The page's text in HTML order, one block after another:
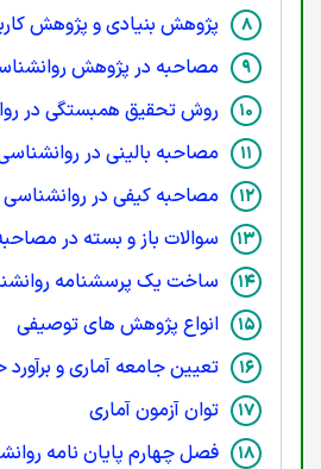
پژوهش بنیادی و پژوهش
مصاحبه در پژوهش
روش تحقیق همبستگی در
مصاحبه بالینی در
مصاحبه کیفی در روانشناسی
سوالات باز و بسته در
ساخت یک پرسشنامه
انواع پژوهش های توصیفی
تعیین جامعه آماری و
توان آزمون آماری
فصل چهارم پایان نامه